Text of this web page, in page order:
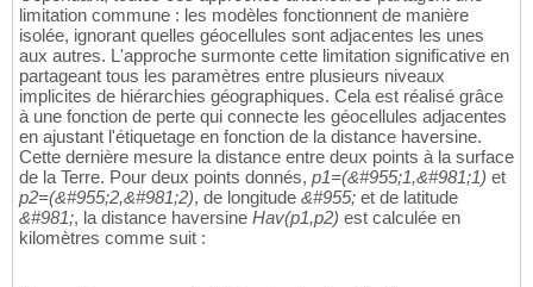
limitation commune : les modèles fonctionnent de manière
isolée, ignorant quelles géocellules sont adjacentes les unes
aux autres. L'approche surmonte cette limitation significative en
partageant tous les paramètres entre plusieurs niveaux
implicites de hiérarchies géographiques. Cela est réalisé grâce
à une fonction de perte qui connecte les géocellules adjacentes
en ajustant l'étiquetage en fonction de la distance haversine.
Cette dernière mesure la distance entre deux points à la surface
de la Terre. Pour deux points donnés, p1=(&#955;1,&#981;1) et
p2=(&#955;2,&#981;2), de longitude &#955; et de latitude
&#981;, la distance haversine Hav(p1,p2) est calculée en
kilomètres comme suit :